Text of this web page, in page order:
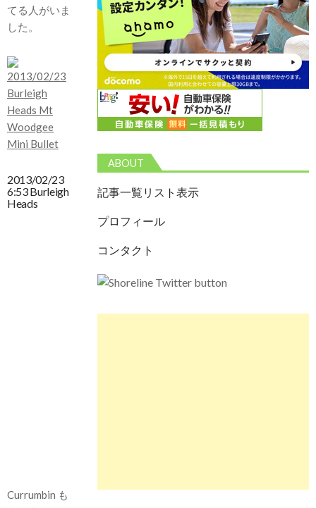
てる人がいま
した。
2013/02/23
6:53 Burleigh
Heads
Currumbin も
ABOUT
記事一覧リスト表示
プロフィール
コンタクト